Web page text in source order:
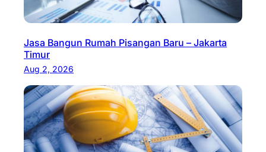
Jasa Bangun Rumah Pisangan Baru – Jakarta
Timur
Aug 2, 2026